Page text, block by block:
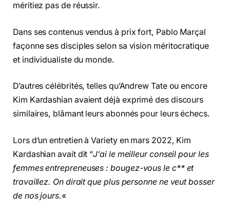
méritiez pas de réussir.
Dans ses contenus vendus à prix fort, Pablo Marçal
façonne ses disciples selon sa vision méritocratique
et individualiste du monde.
D’autres célébrités, telles qu’Andrew Tate ou encore
Kim Kardashian avaient déjà exprimé des discours
similaires, blâmant leurs abonnés pour leurs échecs.
Lors d’un entretien à Variety en mars 2022, Kim
Kardashian avait dit “J’ai le meilleur conseil pour les
femmes entrepreneuses : bougez-vous le c** et
travaillez. On dirait que plus personne ne veut bosser
de nos jours.«